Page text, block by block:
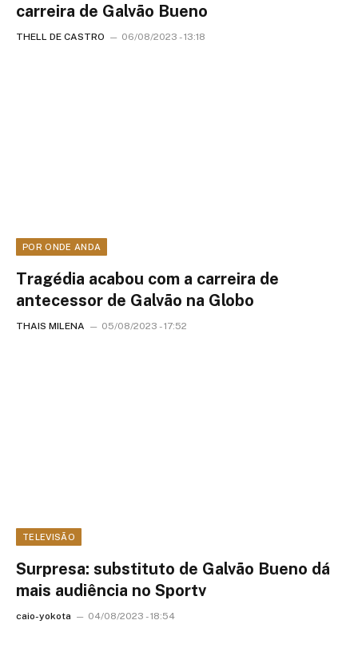
carreira de Galvão Bueno
THELL DE CASTRO 06/08/2023 - 13:18
POR ONDE ANDA
Tragédia acabou com a carreira de
antecessor de Galvão na Globo
THAIS MILENA 05/08/2023 - 17:52
TELEVISÃO
Surpresa: substituto de Galvão Bueno dá
mais audiência no Sportv
caio-yokota 04/08/2023 - 18:54